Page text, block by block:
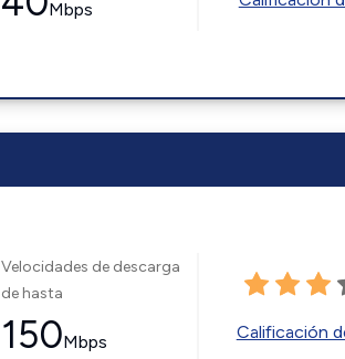
Mbps
Velocidades de descarga
de hasta
150Mbps Calificación